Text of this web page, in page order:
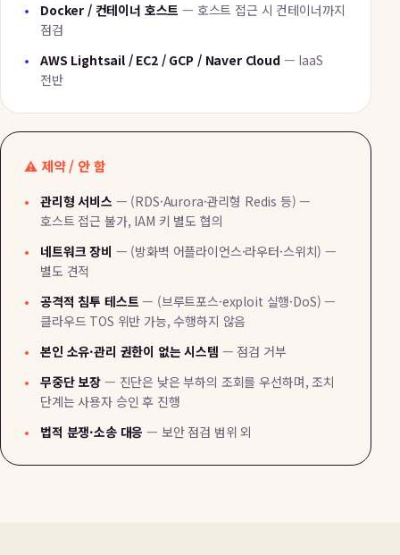
Docker / 컨테이너 호스트 — 호스트 접근 시 컨테이너까지
점검
AWS Lightsail / EC2 / GCP / Naver Cloud— IaaS
전반
제약 / 안 함
관리형 서비스 — (RDS·Aurora·관리형 Redis 등) —
호스트 접근 불가, IAM 키 별도 협의
네트워크 장비 — (방화벽 어플라이언스·라우터·스위치) —
별도 견적
공격적 침투 테스트 — (브루트포스·exploit 실행·DoS) —
클라우드 TOS 위반 가능, 수행하지 않음
본인 소유·관리 권한이 없는 시스템 — 점검 거부
무중단 보장 — 진단은 낮은 부하의 조회를 우선하며, 조치
단계는 사용자 승인 후 진행
법적 분쟁·소송 대응 — 보안 점검 범위 외